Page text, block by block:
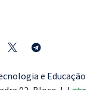
e Educação